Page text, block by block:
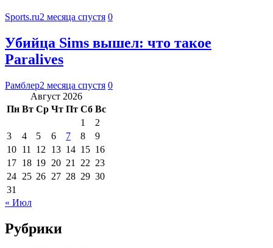
Sports.ru2 месяца спустя 0
Убийца Sims вышел: что такое
Paralives
Рамблер2 месяца спустя 0
Август 2026
Пн Вт Ср Чт Пт Сб Вс
1
2
3
4 5 6 7 8
9
10 11 12 13 14 15 16
17 18 19 20 21 22 23
24 25 26 27 28 29 30
31
« Июл
Рубрики